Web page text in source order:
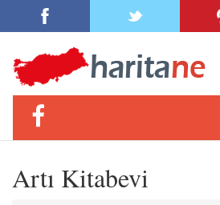
Artı Kitabevi